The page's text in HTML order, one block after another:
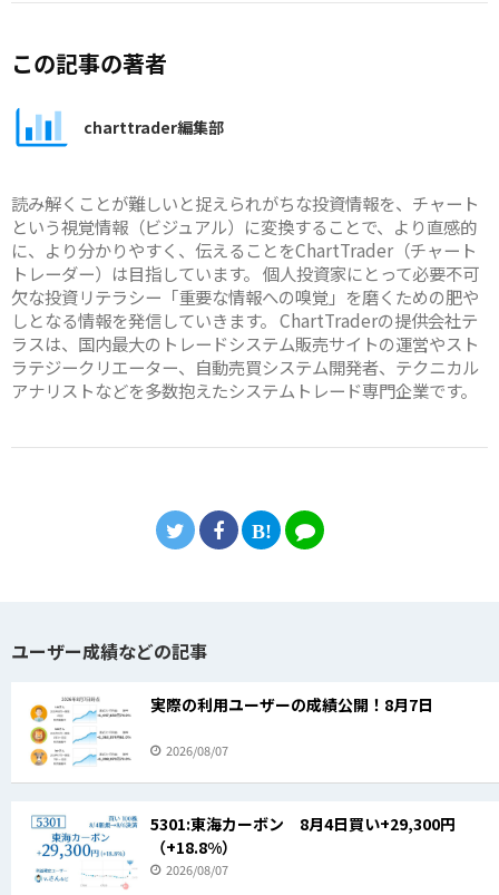
この記事の著者
charttrader編集部
読み解くことが難しいと捉えられがちな投資情報を、チャート
という視覚情報（ビジュアル）に変換することで、より直感的
に、より分かりやすく、伝えることをChartTrader（チャート
トレーダー）は目指しています。 個人投資家にとって必要不可
欠な投資リテラシー「重要な情報への嗅覚」を磨くための肥や
しとなる情報を発信していきます。 ChartTraderの提供会社テ
ラスは、国内最大のトレードシステム販売サイトの運営やスト
ラテジークリエーター、自動売買システム開発者、テクニカル
アナリストなどを多数抱えたシステムトレード専門企業です。
ユーザー成績などの記事
実際の利用ユーザーの成績公開！8月7日
2026/08/07
5301:東海カーボン 8月4日買い+29,300円
（+18.8%）
2026/08/07